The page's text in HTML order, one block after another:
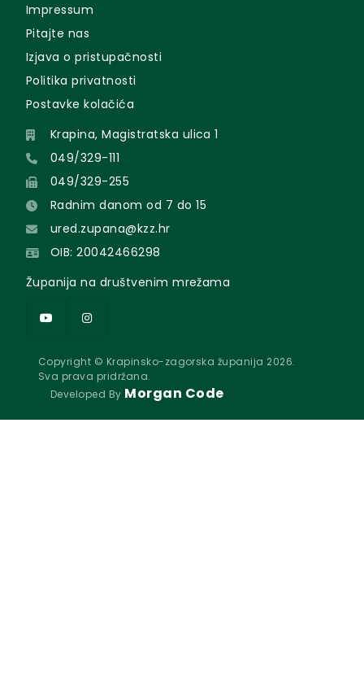
Impressum
Pitajte nas
Izjava o pristupačnosti
Politika privatnosti
Postavke kolačića
Krapina, Magistratska ulica 1
049/329-111
049/329-255
Radnim danom od 7 do 15
ured.zupana@kzz.hr
OIB: 20042466298
Županija na društvenim mrežama
Copyright © Krapinsko-zagorska županija 2026.
Sva prava pridržana.
Developed By Morgan Code